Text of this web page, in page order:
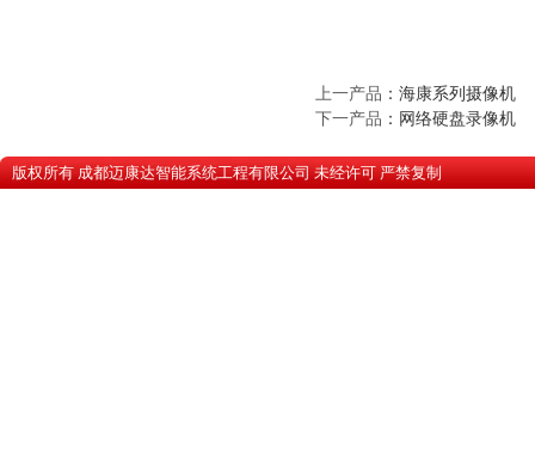
上一产品 ： 海康系列摄像机
下一产品 ： 网络硬盘录像机
版权所有 成都迈康达智能系统工程有限公司 未经许可 严禁